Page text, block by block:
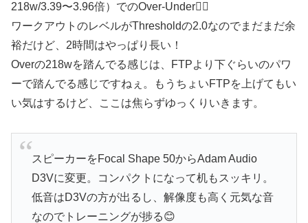
218w/3.39〜3.96倍）でのOver-Under🚴‍♂️
ワークアウトのレベルがThresholdの2.0なのでまだまだ余
裕だけど、2時間はやっぱり長い！
Overの218wを踏んでる感じは、FTPより下ぐらいのパワ
ーで踏んでる感じですねぇ。もうちょいFTPを上げてもい
い気はするけど、ここは焦らずゆっくりいきます。
スピーカーをFocal Shape 50からAdam Audio
D3Vに変更。コンパクトになって机もスッキリ。
低音はD3Vの方が出るし、解像度も高く元気な音
なのでトレーニングが捗る😊